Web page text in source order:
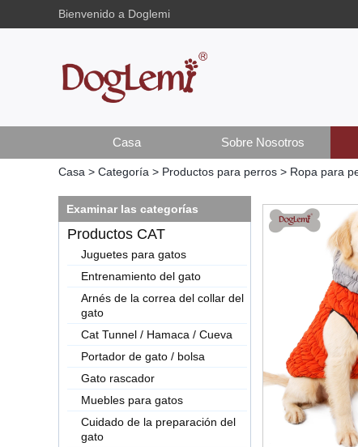
Bienvenido a Doglemi
Casa Sobre Nosotros
Casa > Categoría > Productos para perros > Ropa para
Examinar las categorías
Productos CAT
Juguetes para gatos
Entrenamiento del gato
Arnés de la correa del collar del
gato
Cat Tunnel / Hamaca / Cueva
Portador de gato / bolsa
Gato rascador
Muebles para gatos
Cuidado de la preparación del
gato